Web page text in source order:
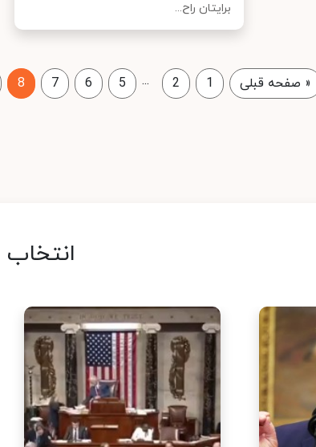
برایتان راح...
« صفحه قبلی 1
2
...
5
6
7
8
انتخاب